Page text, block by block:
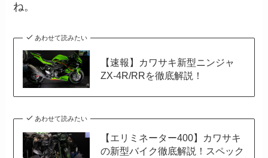
ね。
あわせて読みたい
【速報】カワサキ新型ニンジャ
ZX-4R/RRを徹底解説！
あわせて読みたい
【エリミネーター400】カワサキ
の新型バイク徹底解説！スペック